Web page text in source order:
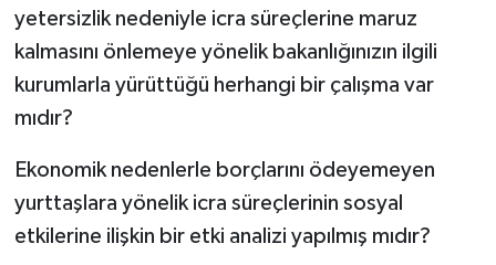
yetersizlik nedeniyle icra süreçlerine maruz
kalmasını önlemeye yönelik bakanlığınızın ilgili
kurumlarla yürüttüğü herhangi bir çalışma var
mıdır?
Ekonomik nedenlerle borçlarını ödeyemeyen
yurttaşlara yönelik icra süreçlerinin sosyal
etkilerine ilişkin bir etki analizi yapılmış mıdır?